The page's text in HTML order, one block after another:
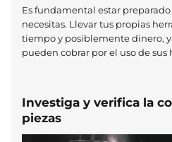
Es fundamental estar
necesitas. Llevar tus propias
tiempo y posiblemente dinero,
pueden cobrar por el uso de sus
Investiga y verifica la
piezas